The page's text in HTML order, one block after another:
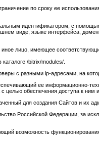
по сроку ее
идентификатором, с
виде, языке интерфейса,
иное лицо, имеющее
/bitrix/modules/.
с разными ip-адресами, на
ее информационно-
обеспечения доступа к
для создания Сайтов и их
Российской Федерации, за
возможность